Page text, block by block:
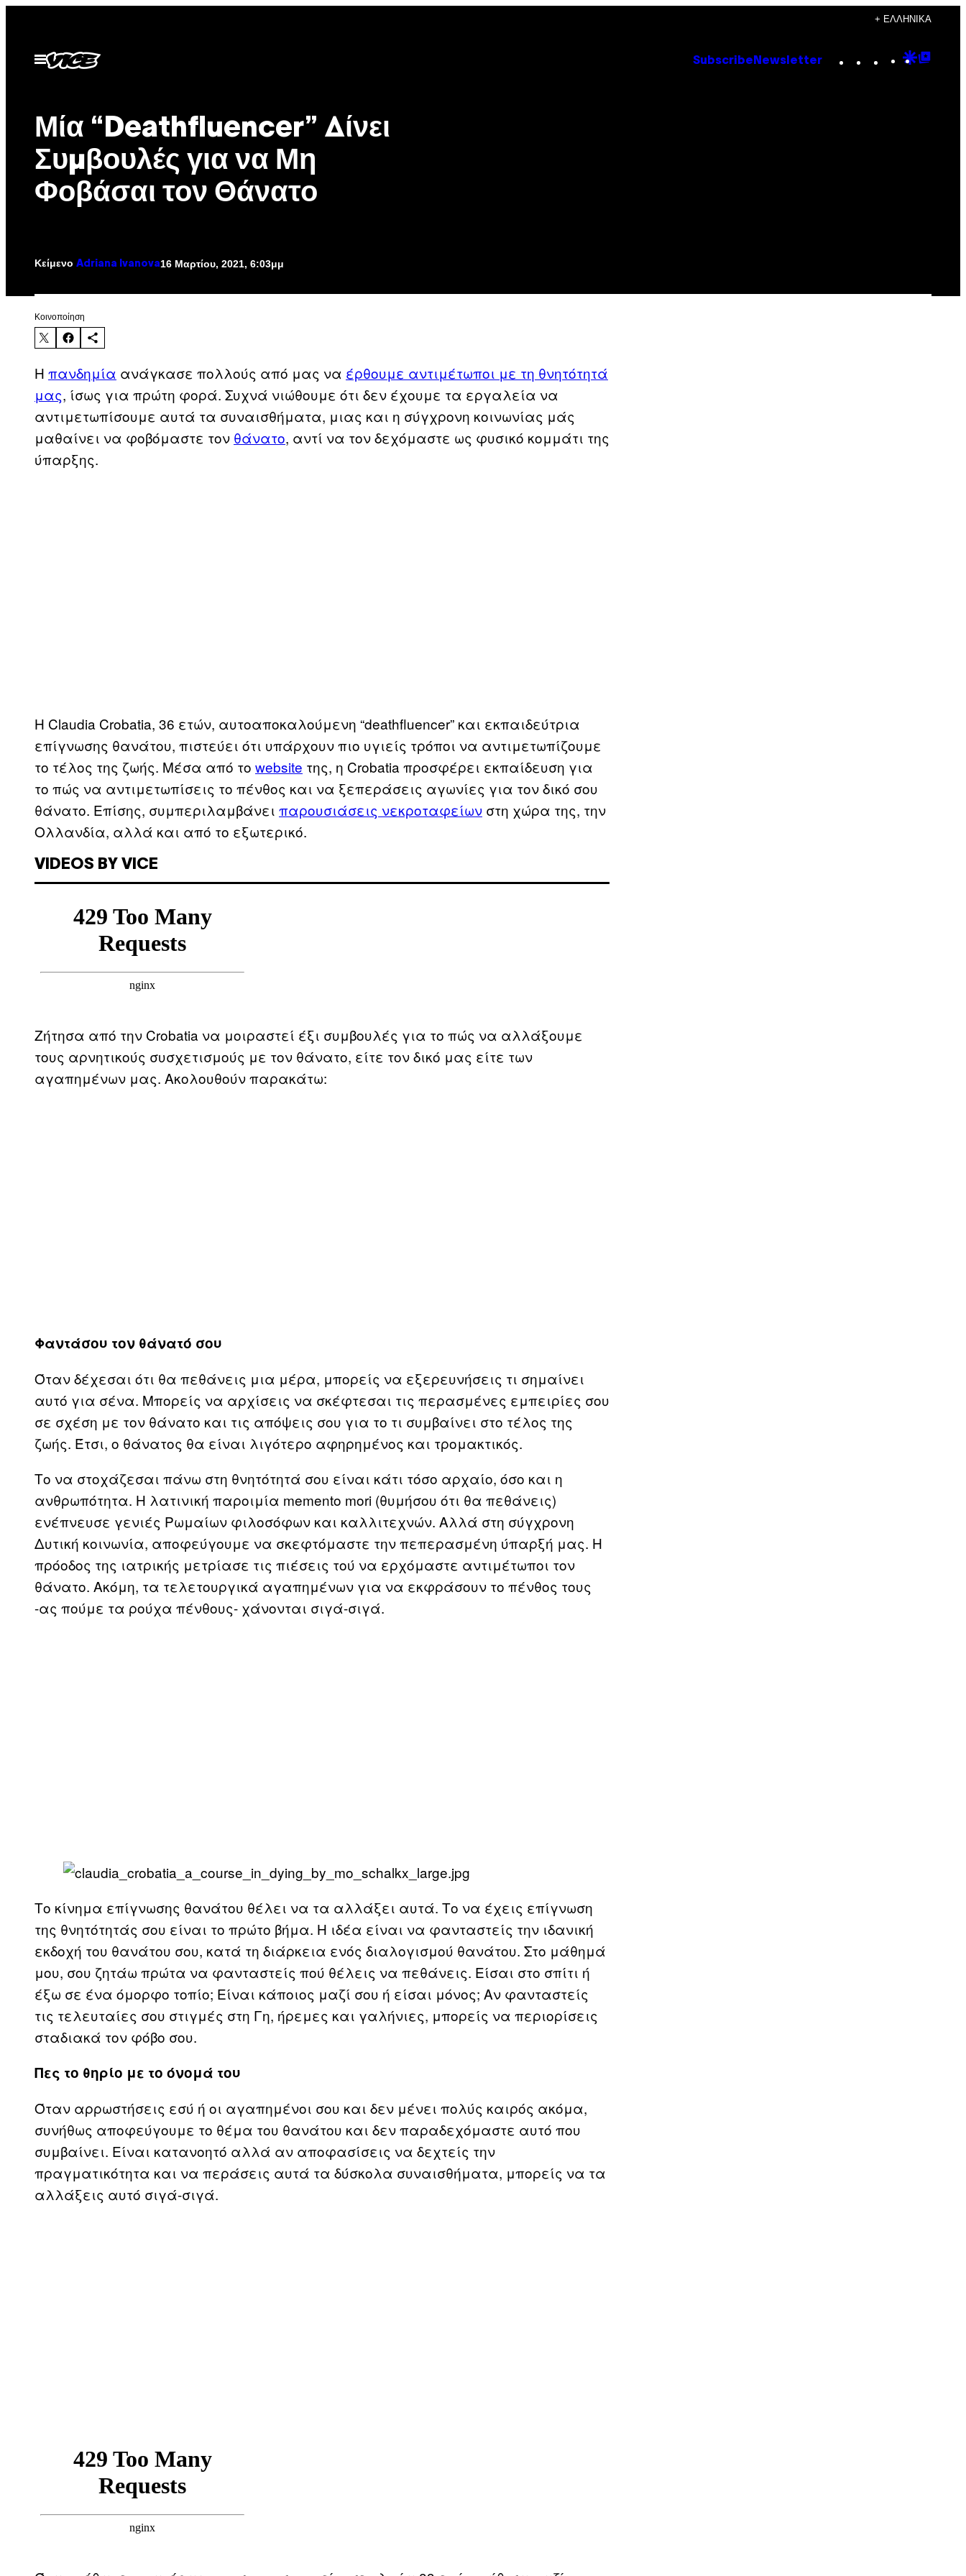
περιεχόμενο
+ ΕΛΛΗΝΙΚΆ
Ανοίξτε
το
Subscribe Newsletter Instagram
TikTok
YouTube
Google
Μία “Deathfluencer” Δίνει
Συμβουλές για να Μη
Φοβάσαι τον Θάνατο
Κείμενο Adriana Ivanova16 Μαρτίου, 2021, 6:03μμ
Kοινοποίηση
Η πανδημία ανάγκασε πολλούς από μας να έρθουμε αντιμέτωποι με τη θνητότητά
μας, ίσως για πρώτη φορά. Συχνά νιώθουμε ότι δεν έχουμε τα εργαλεία να
αντιμετωπίσουμε αυτά τα συναισθήματα, μιας και η σύγχρονη κοινωνίας μάς
μαθαίνει να φοβόμαστε τον θάνατο, αντί να τον δεχόμαστε ως φυσικό κομμάτι της
ύπαρξης.
Η Claudia Crobatia, 36 ετών, αυτοαποκαλούμενη “deathfluencer” και εκπαιδεύτρια
επίγνωσης θανάτου, πιστεύει ότι υπάρχουν πιο υγιείς τρόποι να αντιμετωπίζουμε
το τέλος της ζωής. Μέσα από το website της, η Crobatia προσφέρει εκπαίδευση για
το πώς να αντιμετωπίσεις το πένθος και να ξεπεράσεις αγωνίες για τον δικό σου
θάνατο. Επίσης, συμπεριλαμβάνει παρουσιάσεις νεκροταφείων στη χώρα της, την
Ολλανδία, αλλά και από το εξωτερικό.
VIDEOS BY VICE
Ζήτησα από την Crobatia να μοιραστεί έξι συμβουλές για το πώς να αλλάξουμε
τους αρνητικούς συσχετισμούς με τον θάνατο, είτε τον δικό μας είτε των
αγαπημένων μας. Ακολουθούν παρακάτω:
Φαντάσου τον θάνατό σου
Όταν δέχεσαι ότι θα πεθάνεις μια μέρα, μπορείς να εξερευνήσεις τι σημαίνει
αυτό για σένα. Μπορείς να αρχίσεις να σκέφτεσαι τις περασμένες εμπειρίες σου
σε σχέση με τον θάνατο και τις απόψεις σου για το τι συμβαίνει στο τέλος της
ζωής. Έτσι, ο θάνατος θα είναι λιγότερο αφηρημένος και τρομακτικός.
Το να στοχάζεσαι πάνω στη θνητότητά σου είναι κάτι τόσο αρχαίο, όσο και η
ανθρωπότητα. Η λατινική παροιμία memento mori (θυμήσου ότι θα πεθάνεις)
ενέπνευσε γενιές Ρωμαίων φιλοσόφων και καλλιτεχνών. Αλλά στη σύγχρονη
Δυτική κοινωνία, αποφεύγουμε να σκεφτόμαστε την πεπερασμένη ύπαρξή μας. Η
πρόοδος της ιατρικής μετρίασε τις πιέσεις τού να ερχόμαστε αντιμέτωποι τον
θάνατο. Ακόμη, τα τελετουργικά αγαπημένων για να εκφράσουν το πένθος τους
-ας πούμε τα ρούχα πένθους- χάνονται σιγά-σιγά.
Το κίνημα επίγνωσης θανάτου θέλει να τα αλλάξει αυτά. Το να έχεις επίγνωση
της θνητότητάς σου είναι το πρώτο βήμα. Η ιδέα είναι να φανταστείς την ιδανική
εκδοχή του θανάτου σου, κατά τη διάρκεια ενός διαλογισμού θανάτου. Στο μάθημά
μου, σου ζητάω πρώτα να φανταστείς πού θέλεις να πεθάνεις. Είσαι στο σπίτι ή
έξω σε ένα όμορφο τοπίο; Είναι κάποιος μαζί σου ή είσαι μόνος; Αν φανταστείς
τις τελευταίες σου στιγμές στη Γη, ήρεμες και γαλήνιες, μπορείς να περιορίσεις
σταδιακά τον φόβο σου.
Πες το θηρίο με το όνομά του
Όταν αρρωστήσεις εσύ ή οι αγαπημένοι σου και δεν μένει πολύς καιρός ακόμα,
συνήθως αποφεύγουμε το θέμα του θανάτου και δεν παραδεχόμαστε αυτό που
συμβαίνει. Είναι κατανοητό αλλά αν αποφασίσεις να δεχτείς την
πραγματικότητα και να περάσεις αυτά τα δύσκολα συναισθήματα, μπορείς να τα
αλλάξεις αυτό σιγά-σιγά.